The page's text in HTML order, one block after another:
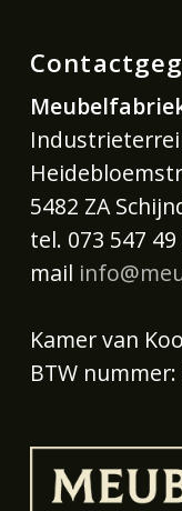
5482 ZA
tel. 073 547 49
mail
Kamer van
BTW nummer: